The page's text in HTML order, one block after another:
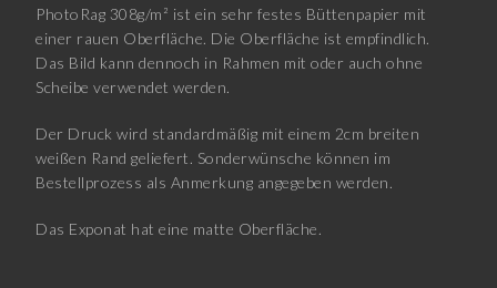
PhotoRag 308g/m² ist ein sehr festes Büttenpapier mit
einer rauen Oberfläche. Die Oberfläche ist empfindlich.
Das Bild kann dennoch in Rahmen mit oder auch ohne
Scheibe verwendet werden.
Der Druck wird standardmäßig mit einem 2cm breiten
weißen Rand geliefert. Sonderwünsche können im
Bestellprozess als Anmerkung angegeben werden.
Das Exponat hat eine matte Oberfläche.